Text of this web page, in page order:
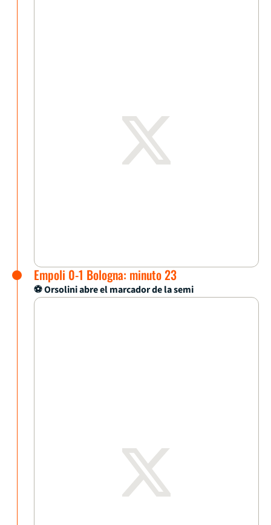
Empoli 0-1 Bologna: minuto 23
⚽ Orsolini abre el marcador de la semi